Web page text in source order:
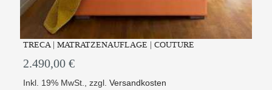
TRECA | MATRATZENAUFLAGE | COUTURE
2.490,00 €
Inkl. 19% MwSt. ,zzgl.Versandkosten